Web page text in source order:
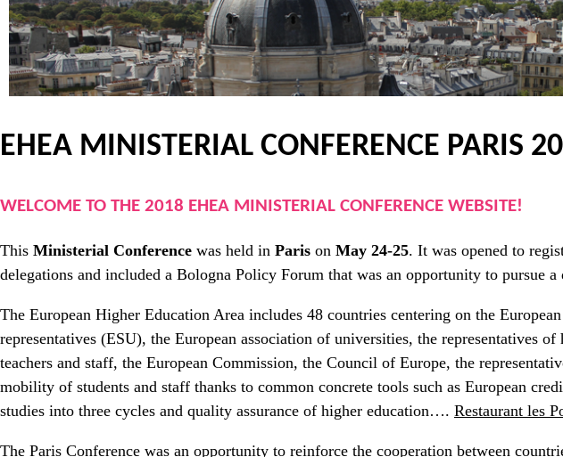
EHEA MINISTERIAL CONFERENCE PARIS
WELCOME TO THE 2018 EHEA MINISTERIAL CONFERENCE WEBSITE!
This Ministerial Conference was held in Paris on May 24-25. It was opened to
delegations and included a Bologna Policy Forum that was an opportunity to pursue
The European Higher Education Area includes 48 countries centering on the
representatives (ESU), the European association of universities, the representatives
teachers and staff, the European Commission, the Council of Europe, the
mobility of students and staff thanks to common concrete tools such as European
studies into three cycles and quality assurance of higher education…. Restaurant les
The Paris Conference was an opportunity to reinforce the cooperation between